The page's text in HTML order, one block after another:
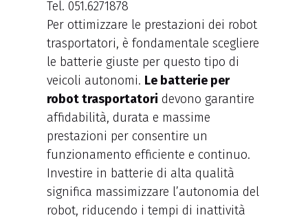
Per ottimizzare le prestazioni dei robot
trasportatori, è fondamentale scegliere
le batterie giuste per questo tipo di
veicoli autonomi. Le batterie per
robot trasportatori devono garantire
affidabilità, durata e massime
prestazioni per consentire un
funzionamento efficiente e continuo.
Investire in batterie di alta qualità
significa massimizzare l’autonomia del
robot, riducendo i tempi di inattività